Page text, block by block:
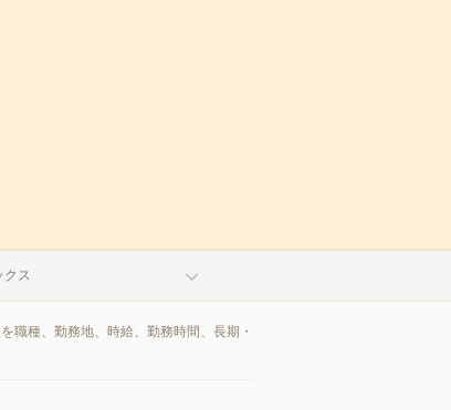
クス
職種、勤務地、時給、勤務時間、長期・